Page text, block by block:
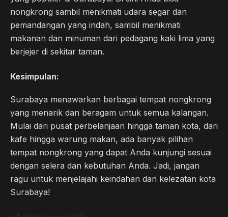
nongkrong sambil menikmati udara segar dan
pemandangan yang indah, sambil menikmati
makanan dan minuman dari pedagang kaki lima yang
berjejer di sekitar taman.
Kesimpulan:
Surabaya menawarkan berbagai tempat nongkrong
yang menarik dan beragam untuk semua kalangan.
Mulai dari pusat perbelanjaan hingga taman kota, dari
kafe hingga warung makan, ada banyak pilihan
tempat nongkrong yang dapat Anda kunjungi sesuai
dengan selera dan kebutuhan Anda. Jadi, jangan
ragu untuk menjelajahi keindahan dan kelezatan kota
Surabaya!